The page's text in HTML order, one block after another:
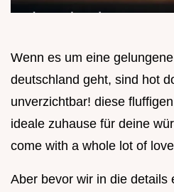
Wenn es um eine
deutschland geht, sind hot
unverzichtbar! diese
ideale zuhause für deine
come with a whole lot of
Aber bevor wir in die details